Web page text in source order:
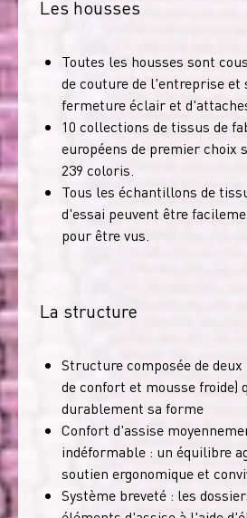
Les housses
Toutes les housses sont
de couture de l'entreprise et
fermeture éclair et
10 collections de tissus de
européens de premier choix
239 coloris.
Tous les échantillons de
d'essai peuvent être
pour être vus.
La structure
Structure composée de
de confort et mousse froide)
durablement sa forme
Confort d'assise
indéformable : un équilibre
soutien ergonomique et
Système breveté : les